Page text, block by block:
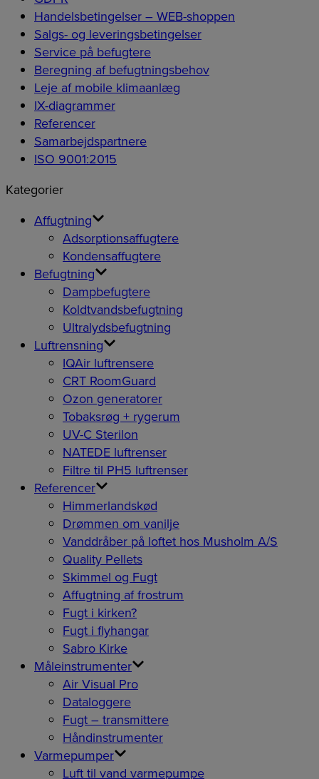
Handelsbetingelser – WEB-shoppen
Salgs- og leveringsbetingelser
Service på befugtere
Beregning af befugtningsbehov
Leje af mobile klimaanlæg
IX-diagrammer
Referencer
Samarbejdspartnere
ISO 9001:2015
Kategorier
Affugtning
Adsorptionsaffugtere
Kondensaffugtere
Befugtning
Dampbefugtere
Koldtvandsbefugtning
Ultralydsbefugtning
Luftrensning
IQAir luftrensere
CRT RoomGuard
Ozon generatorer
Tobaksrøg + rygerum
UV-C Sterilon
NATEDE luftrenser
Filtre til PH5 luftrenser
Referencer
Himmerlandskød
Drømmen om vanilje
Vanddråber på loftet hos Musholm A/S
Quality Pellets
Skimmel og Fugt
Affugtning af frostrum
Fugt i kirken?
Fugt i flyhangar
Sabro Kirke
Måleinstrumenter
Air Visual Pro
Dataloggere
Fugt – transmittere
Håndinstrumenter
Varmepumper
Luft til vand varmepumpe